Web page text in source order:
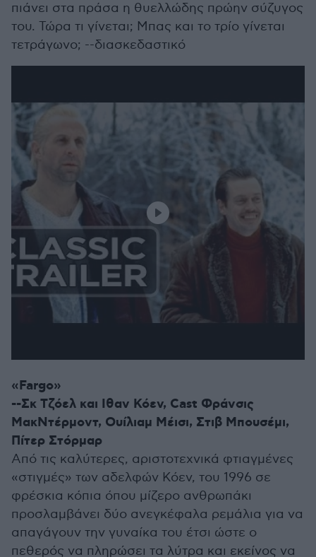
πιάνει στα πράσα η θυελλώδης πρώην σύζυγος
του. Τώρα τι γίνεται; Μπας και το τρίο γίνεται
τετράγωνο; --διασκεδαστικό
«Fargo»
--Σκ Τζόελ και Ιθαν Κόεν, Cast Φράνσις
ΜακΝτέρμοντ, Ουίλιαμ Μέισι, Στιβ Μπουσέμι,
Πίτερ Στόρμαρ
Από τις καλύτερες, αριστοτεχνικά φτιαγμένες
«στιγμές» των αδελφών Κόεν, του 1996 σε
φρέσκια κόπια όπου μίζερο ανθρωπάκι
προσλαμβάνει δύο ανεγκέφαλα ρεμάλια για να
απαγάγουν την γυναίκα του έτσι ώστε ο
πεθερός να πληρώσει τα λύτρα και εκείνος να